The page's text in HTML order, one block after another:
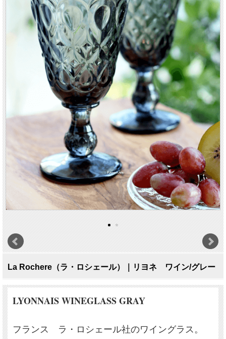
La Rochere（ラ・ロシェール）｜リヨネ ワイン/グレー
LYONNAIS WINEGLASS GRAY
フランス ラ・ロシェール社のワイングラス。